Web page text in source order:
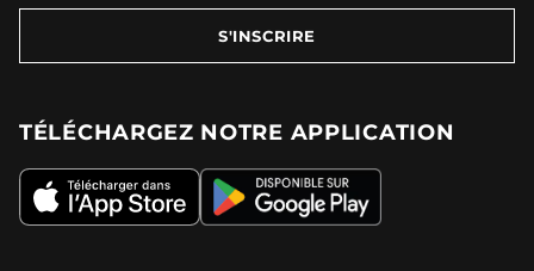
S'INSCRIRE
TÉLÉCHARGEZ NOTRE APPLICATION